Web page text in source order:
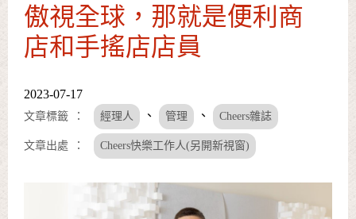
傲視全球，那就是便利商
店和手搖店店員
2023-07-17
文章標籤 經理人 、 管理 、 Cheers雜誌
文章出處 Cheers快樂工作人(另開新視窗)